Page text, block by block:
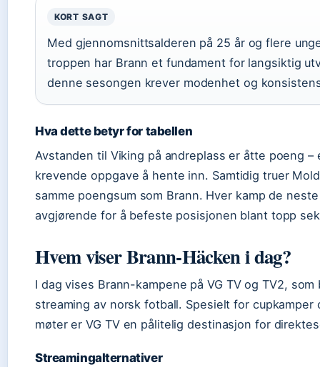
KORT SAGT
Med gjennomsnittsalderen på 25 år og flere
troppen har Brann et fundament for langsiktig
denne sesongen krever modenhet og
Hva dette betyr for tabellen
Avstanden til Viking på andreplass er åtte poeng –
krevende oppgave å hente inn. Samtidig truer
samme poengsum som Brann. Hver kamp de
avgjørende for å befeste posisjonen blant topp
Hvem viser Brann-Häcken i dag?
I dag vises Brann-kampene på VG TV og TV2,
streaming av norsk fotball. Spesielt for cupkamper
møter er VG TV en pålitelig destinasjon for
Streamingalternativer